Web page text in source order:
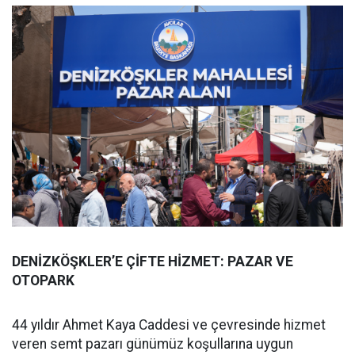
DENİZKÖŞKLER’E ÇİFTE HİZMET: PAZAR VE
OTOPARK
44 yıldır Ahmet Kaya Caddesi ve çevresinde hizmet
veren semt pazarı günümüz koşullarına uygun